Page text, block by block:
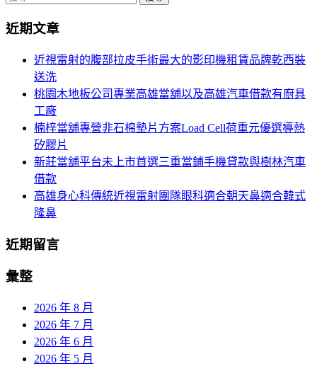
航
關
近期文章
近視雷射的腹部拉皮手術最大的影印機租賃品牌乾西裝
送洗
桃園木地板公司專業高雄當舖以及高雄汽車借款有廚具
工廠
楠梓當舖專營非石棉墊片方案Load Cell荷重元優選導熱
矽膠片
新莊當舖平台未上市首選三重當鋪手機貸款與樹林汽車
借款
高雄身心科傳統近視雷射團隊眼科適合朝天鼻適合韓式
隆鼻
近期留言
彙整
2026 年 8 月
2026 年 7 月
2026 年 6 月
2026 年 5 月